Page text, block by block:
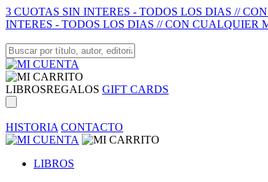
3 CUOTAS SIN INTERES - TODOS LOS DIAS //
INTERES - TODOS LOS DIAS // CON CUALQUIER
LIBROSREGALOS GIFT CARDS
HISTORIA CONTACTO
LIBROS